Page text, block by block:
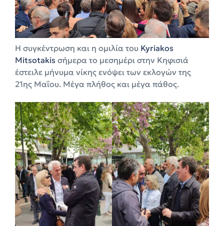
Η συγκέντρωση και η ομιλία του Kyriakos
Mitsotakis σήμερα το μεσημέρι στην Κηφισιά
έστειλε μήνυμα νίκης ενόψει των εκλογών της
21ης Μαΐου. Μέγα πλήθος και μέγα πάθος.